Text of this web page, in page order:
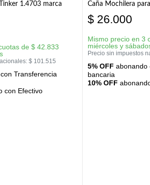
1.4703 marca
de $ 42.833
$ 101.515
Transferencia
con Efectivo
Caña Mochilera
$ 26.000
Mismo precio en 3
miércoles y
Precio sin impuestos
5% OFF abonando
bancaria
10% OFF